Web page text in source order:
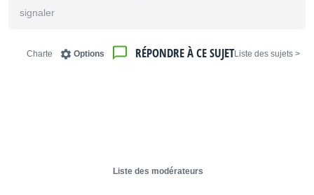
signaler
< Liste des sujets
RÉPONDRE À CE SUJET
Options
Charte
Liste des modérateurs